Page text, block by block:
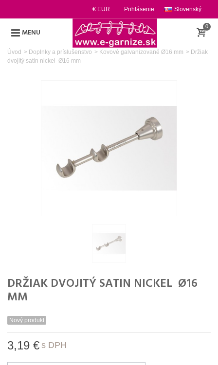
Slovenský
Prihlásenie
€ EUR
MENU
0
Úvod > Doplnky a príslušenstvo > Kovové galvanizované Ø16 mm > Držiak
dvojitý satin nickel Ø16 mm
DRŽIAK DVOJITÝ SATIN NICKEL Ø16
MM
Nový produkt
3,19 € s DPH